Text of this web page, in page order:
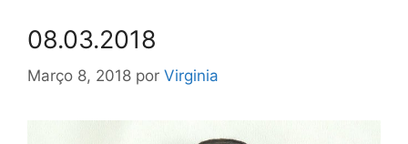
08.03.2018
Março 8, 2018 por Virginia